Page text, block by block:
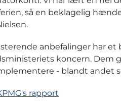
så en beklagelig
anbefalinger har
koncern. Dem
- blandt andet
rapport